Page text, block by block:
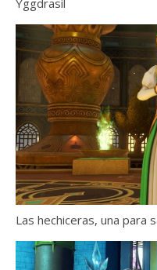
Yggdrasil
Las hechiceras, una para